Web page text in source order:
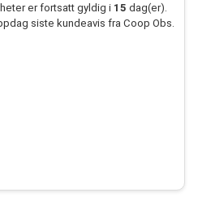
er fortsatt gyldig i 15 dag(er).
siste kundeavis fra Coop Obs.